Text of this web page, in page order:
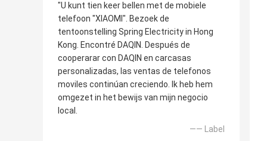
"U kunt tien keer bellen met de mobiele
telefoon "XIAOMI". Bezoek de
tentoonstelling Spring Electricity in Hong
Kong. Encontré DAQIN. Después de
cooperarar con DAQIN en carcasas
personalizadas, las ventas de telefonos
moviles continúan creciendo. Ik heb hem
omgezet in het bewijs van mijn negocio
local.
—— Label